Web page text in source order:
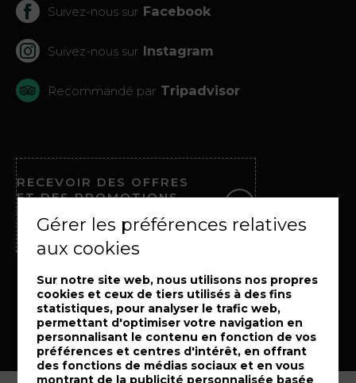
Suivez-nous sur Facebook
Suivez-nous sur Instagram
Recommandé par Tripadvisor
RECEVOIR DES OFFRES
ET DES PROMOTIONS
Inscrivez-vous à notre newsletter
Gérer les préférences relatives
aux cookies
Sur notre site web, nous utilisons nos propres
cookies et ceux de tiers utilisés à des fins
statistiques, pour analyser le trafic web,
permettant d'optimiser votre navigation en
personnalisant le contenu en fonction de vos
préférences et centres d'intérêt, en offrant
des fonctions de médias sociaux et en vous
montrant de la publicité personnalisée basée